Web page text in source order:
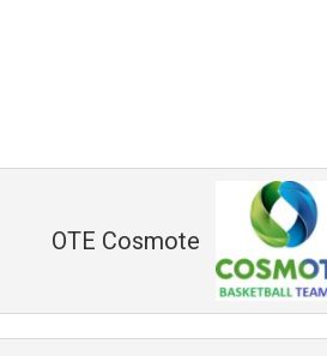
OTE Cosmote